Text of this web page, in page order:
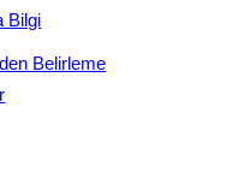
Bilgi
Belirleme